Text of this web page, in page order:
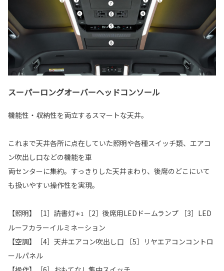
スーパーロングオーバーヘッドコンソール
機能性・収納性を両立するスマートな天井。
これまで天井各所に点在していた照明や各種スイッチ類、エアコ
ン吹出し口などの機能を車
両センターに集約。すっきりした天井まわり、後席のどこにいて
も扱いやすい操作性を実現。
【照明】［1］読書灯＊1
［2］後席用LEDドームランプ ［3］LED
ルーフカラーイルミネーション
【空調】［4］天井エアコン吹出し口 ［5］リヤエアコンコントロ
ールパネル